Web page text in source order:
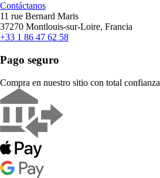
Contáctanos
11 rue Bernard Maris
37270 Montlouis-sur-Loire, Francia
+33 1 86 47 62 58
Pago seguro
Compra en nuestro sitio con total confianza